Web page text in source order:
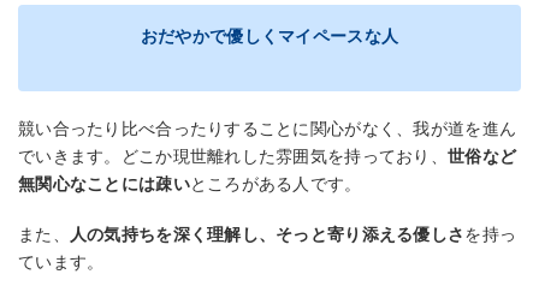
おだやかで優しくマイペースな人
競い合ったり比べ合ったりすることに関心がなく、我が道を進ん
でいきます。どこか現世離れした雰囲気を持っており、 世俗など
無関心なことには疎いところがある人です。
また、 人の気持ちを深く理解し、そっと寄り添える優しさを持っ
ています。